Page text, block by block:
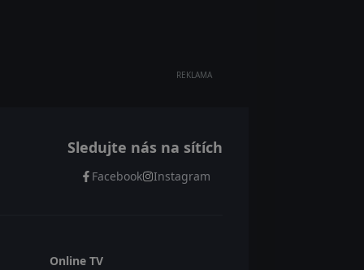
REKLAMA
Sledujte nás na sítích
Facebook Instagram
Online TV